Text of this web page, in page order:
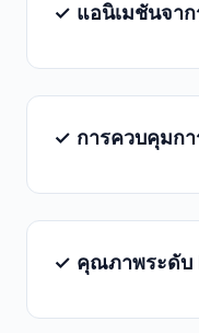
✓ แอนิเมชันจา
✓ การควบคุมกา
✓ คุณภาพระดับ